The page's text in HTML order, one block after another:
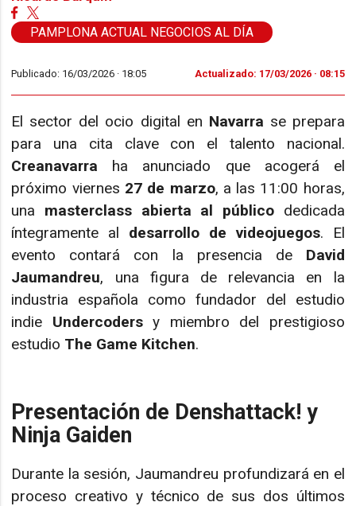
PAMPLONA ACTUAL NEGOCIOS AL DÍA
Publicado: 16/03/2026 · 18:05 Actualizado: 17/03/2026 · 08:15
El sector del ocio digital en Navarra se prepara
para una cita clave con el talento nacional.
Creanavarra ha anunciado que acogerá el
próximo viernes 27 de marzo, a las 11:00 horas,
una masterclass abierta al públicodedicada
íntegramente al desarrollo de videojuegos. El
evento contará con la presencia de David
Jaumandreu, una figura de relevancia en la
industria española como fundador del estudio
indie Undercodersy miembro del prestigioso
estudio The Game Kitchen.
Presentación de Denshattack! y
Ninja Gaiden
Durante la sesión, Jaumandreu profundizará en el
proceso creativo y técnico de sus dos últimos